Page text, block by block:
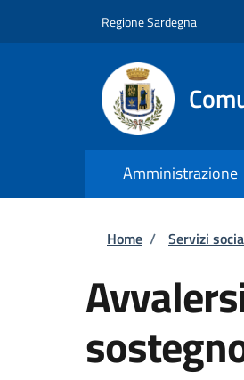
Regione Sardegna
Amministrazione
Briciole
Home / Servizi